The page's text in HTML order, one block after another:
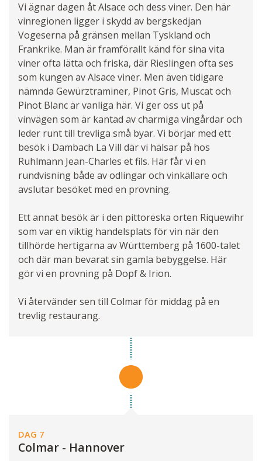
Vi ägnar dagen åt Alsace och dess viner. Den här
vinregionen ligger i skydd av bergskedjan
Vogeserna på gränsen mellan Tyskland och
Frankrike. Man är framförallt känd för sina vita
viner ofta lätta och friska, där Rieslingen ofta ses
som kungen av Alsace viner. Men även tidigare
nämnda Gewürztraminer, Pinot Gris, Muscat och
Pinot Blanc är vanliga här. Vi ger oss ut på
vinvägen som är kantad av charmiga vingårdar och
leder runt till trevliga små byar. Vi börjar med ett
besök i Dambach La Vill där vi hälsar på hos
Ruhlmann Jean-Charles et fils. Här får vi en
rundvisning både av odlingar och vinkällare och
avslutar besöket med en provning.
Ett annat besök är i den pittoreska orten Riquewihr
som var en viktig handelsplats för vin när den
tillhörde hertigarna av Württemberg på 1600-talet
och där man bevarat sin gamla bebyggelse. Här
gör vi en provning på Dopf & Irion.
Vi återvänder sen till Colmar för middag på en
trevlig restaurang.
DAG 7
Colmar - Hannover